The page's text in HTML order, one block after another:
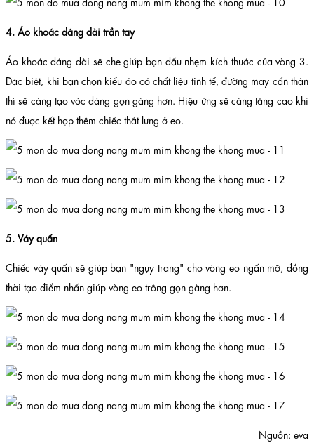
4. Áo khoác dáng dài trần tay
Áo khoác dáng dài sẽ che giúp bạn dấu nhẹm kích thước của vòng 3.
Đặc biệt, khi bạn chọn kiểu áo có chất liệu tinh tế, đường may cẩn thận
thì sẽ càng tạo vóc dáng gọn gàng hơn. Hiệu ứng sẽ càng tăng cao khi
nó được kết hợp thêm chiếc thắt lưng ở eo.
5. Váy quấn
Chiếc váy quấn sẽ giúp bạn "ngụy trang" cho vòng eo ngấn mỡ, đồng
thời tạo điểm nhấn giúp vòng eo trông gọn gàng hơn.
Nguồn: eva